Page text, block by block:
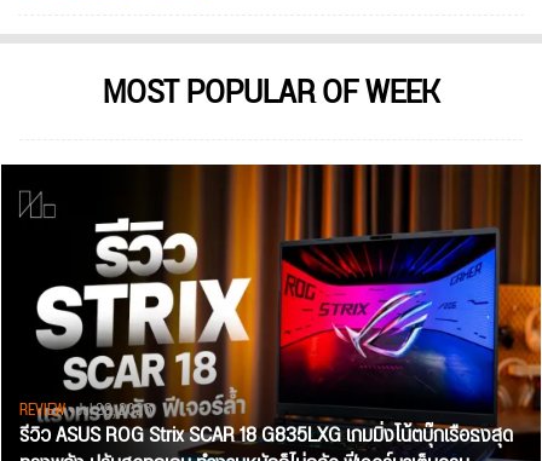
MOST POPULAR OF WEEK
REVIEW• Jul 28, 2026
รีวิว ASUS ROG Strix SCAR 18 G835LXG เกมมิ่งโน้ตบุ๊กเรือธงสุด